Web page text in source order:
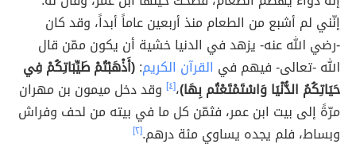
إنّني لم أشبع من الطعام منذ أربعين عاماً أبداً، وقد كان
-رضي الله عنه- يزهد في الدنيا خشية أن يكون ممّن قال
الله -تعالى- فيهم في القرآن الكريم:(أَذْهَبْتُمْ طَيِّبَاتِكُمْ فِي
حَيَاتِكُمُ الدُّنْيَا وَاسْتَمْتَعْتُم بِهَا)،[٤]
وقد دخل ميمون بن مهران
مرّةً إلى بيت ابن عمر، فثمّن كل ما في بيته من لحف وفراش
وبساط، فلم يجده يساوي مئة درهم.[٢]